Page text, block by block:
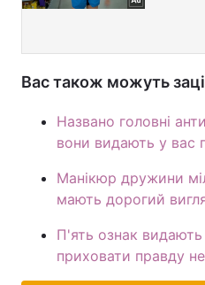
Вас також можуть
Названо головні
вони видають у вас
Манікюр дружини
мають дорогий
П'ять ознак видають
приховати правду